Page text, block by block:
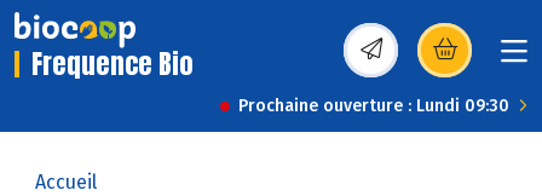
Frequence Bio (s’ouvre dans une
Prochaine ouverture : Lundi 09:30
Accueil